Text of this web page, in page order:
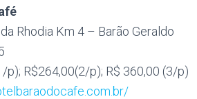
Rhodia Km 4 – Barão Geraldo
p); R$264,00(2/p); R$ 360,00 (3/p)